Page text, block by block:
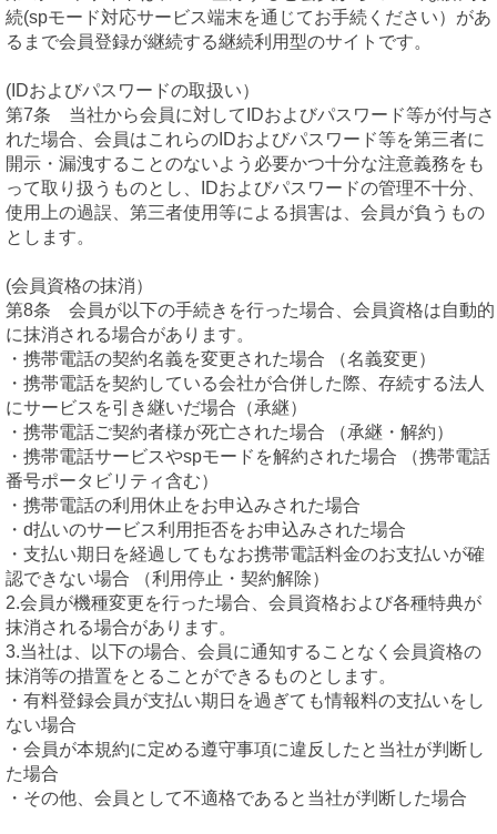
続(spモード対応サービス端末を通じてお手続ください）があ
るまで会員登録が継続する継続利用型のサイトです。
(IDおよびパスワードの取扱い）
第7条 当社から会員に対してIDおよびパスワード等が付与さ
れた場合、会員はこれらのIDおよびパスワード等を第三者に
開示・漏洩することのないよう必要かつ十分な注意義務をも
って取り扱うものとし、IDおよびパスワードの管理不十分、
使用上の過誤、第三者使用等による損害は、会員が負うもの
とします。
(会員資格の抹消）
第8条 会員が以下の手続きを行った場合、会員資格は自動的
に抹消される場合があります。
・携帯電話の契約名義を変更された場合 （名義変更）
・携帯電話を契約している会社が合併した際、存続する法人
にサービスを引き継いだ場合（承継）
・携帯電話ご契約者様が死亡された場合 （承継・解約）
・携帯電話サービスやspモードを解約された場合 （携帯電話
番号ポータビリティ含む）
・携帯電話の利用休止をお申込みされた場合
・d払いのサービス利用拒否をお申込みされた場合
・支払い期日を経過してもなお携帯電話料金のお支払いが確
認できない場合 （利用停止・契約解除）
2.会員が機種変更を行った場合、会員資格および各種特典が
抹消される場合があります。
3.当社は、以下の場合、会員に通知することなく会員資格の
抹消等の措置をとることができるものとします。
・有料登録会員が支払い期日を過ぎても情報料の支払いをし
ない場合
・会員が本規約に定める遵守事項に違反したと当社が判断し
た場合
・その他、会員として不適格であると当社が判断した場合